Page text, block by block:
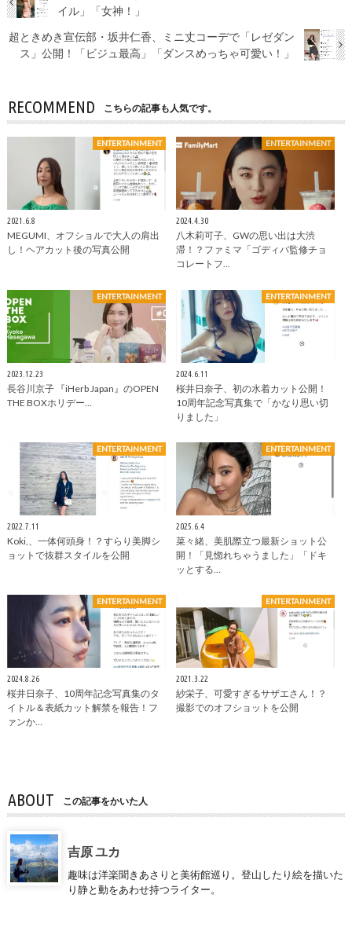
イル」「女神！」
超ときめき宣伝部・坂井仁香、ミニ丈コーデで「レゼダン
ス」公開！「ビジュ最高」「ダンスめっちゃ可愛い！」
RECOMMEND こちらの記事も人気です。
ENTERTAINMENT
2021.6.8
MEGUMI、オフショルで大人の肩出
し！ヘアカット後の写真公開
ENTERTAINMENT
2024.4.30
八木莉可子、GWの思い出は大渋
滞！？ファミマ「ゴディバ監修チョ
コレートフ…
ENTERTAINMENT
2023.12.23
⻑谷川京子 『iHerb Japan』のOPEN
THE BOXホリデー…
ENTERTAINMENT
2024.6.11
桜井日奈子、初の水着カット公開！
10周年記念写真集で「かなり思い切
りました」
ENTERTAINMENT
2022.7.11
Koki,、一体何頭身！？すらり美脚シ
ョットで抜群スタイルを公開
ENTERTAINMENT
2025.6.4
菜々緒、美肌際立つ最新ショット公
開！「見惚れちゃうました」「ドキ
ッとする…
ENTERTAINMENT
2024.8.26
桜井日奈子、10周年記念写真集のタ
イトル＆表紙カット解禁を報告！フ
ァンか…
ENTERTAINMENT
2021.3.22
紗栄子、可愛すぎるサザエさん！？
撮影でのオフショットを公開
ABOUT この記事をかいた人
吉原 ユカ
趣味は洋楽聞きあさりと美術館巡り。登山したり絵を描いた
り静と動をあわせ持つライター。